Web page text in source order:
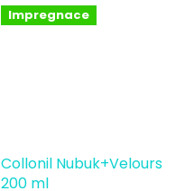
Impregnace
Collonil Nubuk+Velours
200 ml